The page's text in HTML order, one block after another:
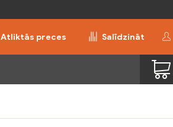
Atliktās preces Salīdzināt